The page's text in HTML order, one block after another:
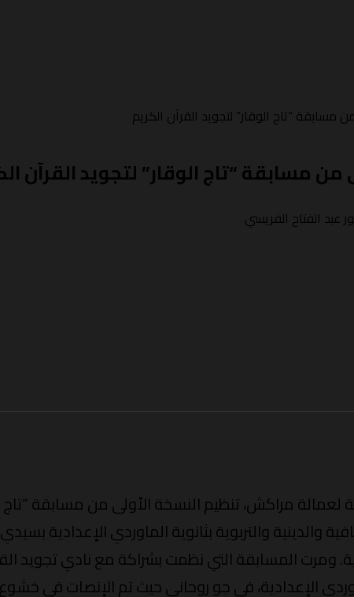
مسابقة “تاج الوقار” لتجويد القرآن الكريم
مسابقة “تاج الوقار” لتجويد القرآن
لعمالة مراكش، تنظيم النسخة الأولى من مسابقة “تاج
والدينية والتربوية بثانوية الماوردي الإعدادية
ومرت المسابقة التي نظمت بشراكة مع نادي تجويد
الإعدادية، في جو روحاني حيث تم الإنصات في